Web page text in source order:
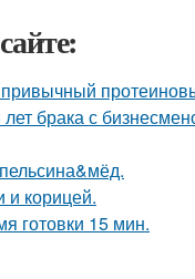
лет брака с
и корицей.
готовки 15 мин.